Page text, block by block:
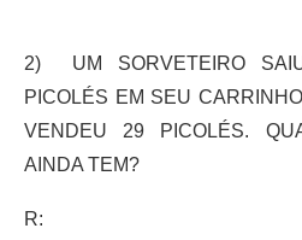
2) UM SORVETEIRO
PICOLÉS EM SEU
VENDEU 29 PICOLÉS.
AINDA TEM?
R: